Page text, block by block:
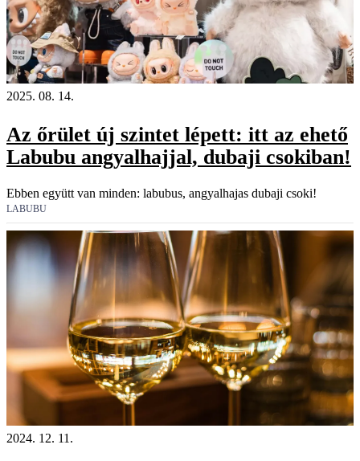
2025. 08. 14.
Az őrület új szintet lépett: itt az ehető
Labubu angyalhajjal, dubaji csokiban!
Ebben együtt van minden: labubus, angyalhajas dubaji csoki!
LABUBU
2024. 12. 11.